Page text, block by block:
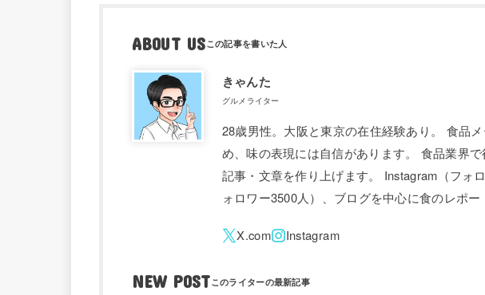
ABOUT US
きゃんた
グルメライター
28歳男性。大阪と東京の在住経験あり。 食品
め、味の表現には自信があります。 食品業界
記事・文章を作り上げます。 Instagram（フォ
ォロワー3500人）、ブログを中心に食のレポー
NEW POST